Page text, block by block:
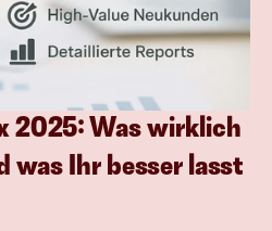
2025: Was wirklich
was Ihr besser lasst